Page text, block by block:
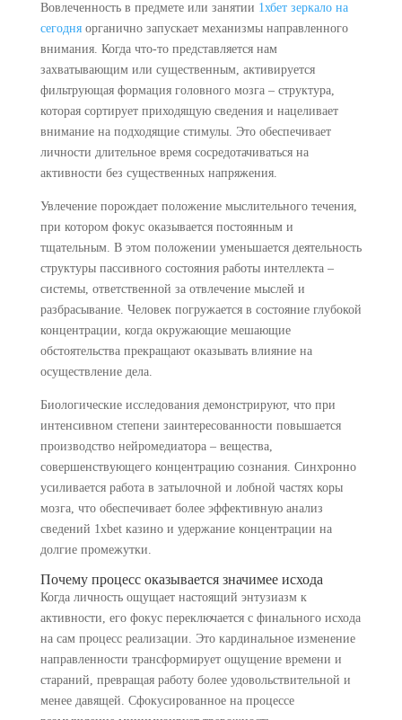
Вовлеченность в предмете или занятии 1хбет зеркало на
сегодняорганично запускает механизмы направленного
внимания. Когда что-то представляется нам
захватывающим или существенным, активируется
фильтрующая формация головного мозга – структура,
которая сортирует приходящую сведения и нацеливает
внимание на подходящие стимулы. Это обеспечивает
личности длительное время сосредотачиваться на
активности без существенных напряжения.
Увлечение порождает положение мыслительного течения,
при котором фокус оказывается постоянным и
тщательным. В этом положении уменьшается деятельность
структуры пассивного состояния работы интеллекта –
системы, ответственной за отвлечение мыслей и
разбрасывание. Человек погружается в состояние глубокой
концентрации, когда окружающие мешающие
обстоятельства прекращают оказывать влияние на
осуществление дела.
Биологические исследования демонстрируют, что при
интенсивном степени заинтересованности повышается
производство нейромедиатора – вещества,
совершенствующего концентрацию сознания. Синхронно
усиливается работа в затылочной и лобной частях коры
мозга, что обеспечивает более эффективную анализ
сведений 1xbet казино и удержание концентрации на
долгие промежутки.
Почему процесс оказывается значимее исхода
Когда личность ощущает настоящий энтузиазм к
активности, его фокус переключается с финального исхода
на сам процесс реализации. Это кардинальное изменение
направленности трансформирует ощущение времени и
стараний, превращая работу более удовольствительной и
менее давящей. Сфокусированное на процессе